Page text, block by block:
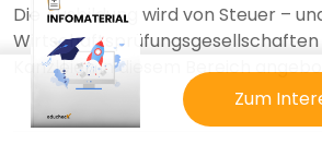
Die Ausbildung wird von Steuer –
Kanzleien in diesem Bereich
Zum